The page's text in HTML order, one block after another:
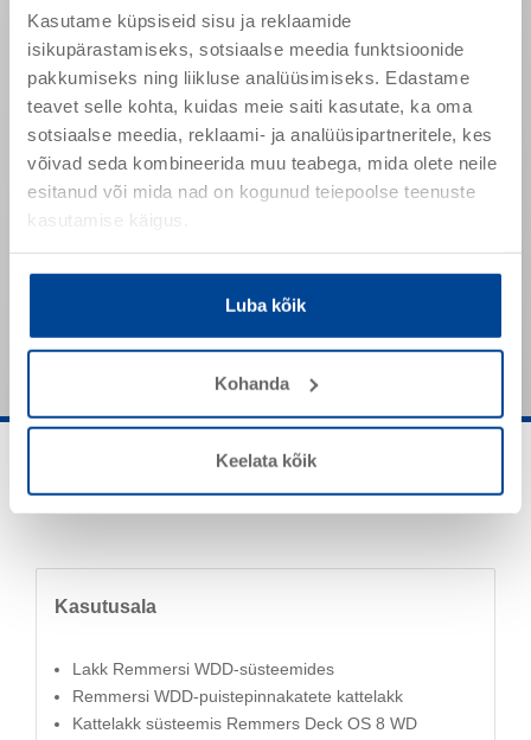
Kasutame küpsiseid sisu ja reklaamide
isikupärastamiseks, sotsiaalse meedia funktsioonide
pakkumiseks ning liikluse analüüsimiseks. Edastame
teavet selle kohta, kuidas meie saiti kasutate, ka oma
sotsiaalse meedia, reklaami- ja analüüsipartneritele, kes
võivad seda kombineerida muu teabega, mida olete neile
esitanud või mida nad on kogunud teiepoolse teenuste
kasutamise käigus.
Luba kõik
Kohanda
Keelata kõik
Komponent B
Tihedus (20 °C)
1,1 g/cm³
Toimeaine sisaldus 200 mPa s
Segamine
1,4 g/cm³
Toimeaine sisaldus 750 mPa s
Nimetatud väärtused on tüüpilised tooteomadused ja need
Kasutusala
Lakk Remmersi WDD-süsteemides
Remmersi WDD-puistepinnakatete kattelakk
Kattelakk süsteemis Remmers Deck OS 8 WD